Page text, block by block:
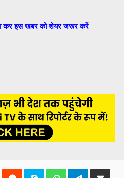
कर इस खबर को शेयर जरूर करें
PinterestReddit Skype WhatsAppTelegramShare via